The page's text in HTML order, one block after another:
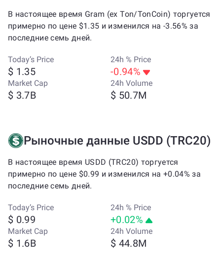
В настоящее время Gram (ex Ton/TonCoin) торгуется
примерно по цене $1.35 и изменился на -3.56% за
последние семь дней.
Today’s Price
$ 1.35
24h % Price
-0.94%
Market Cap
$ 3.7B
24h Volume
$ 50.7M
Рыночные данные USDD (TRC20)
В настоящее время USDD (TRC20) торгуется
примерно по цене $0.99 и изменился на +0.04% за
последние семь дней.
Today’s Price
$ 0.99
24h % Price
+0.02%
Market Cap
$ 1.6B
24h Volume
$ 44.8M